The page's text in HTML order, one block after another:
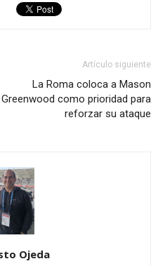
Artículo siguiente
La Roma coloca a Mason
Greenwood como prioridad para
reforzar su ataque
Ojeda